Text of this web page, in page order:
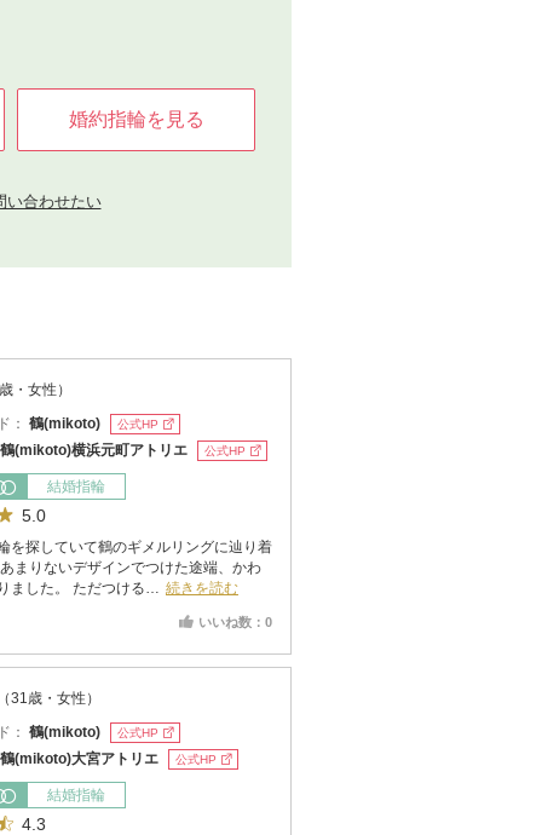
婚約指輪を見る
い合わせたい
・女性）
： 鶴(mikoto) 公式HP
鶴(mikoto)横浜元町アトリエ 公式HP
結婚指輪
5.0
を探していて鶴のギメルリングに辿り着
まりないデザインでつけた途端、かわ
ました。 ただつける… 続きを読む
いいね数：0
31歳・女性）
： 鶴(mikoto) 公式HP
鶴(mikoto)大宮アトリエ 公式HP
結婚指輪
4.3